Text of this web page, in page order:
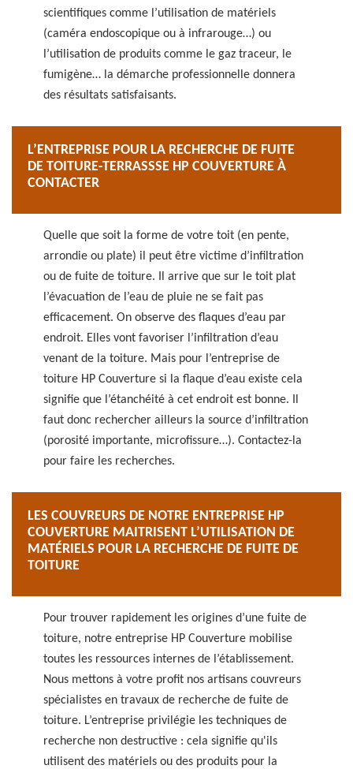
scientifiques comme l’utilisation de matériels
(caméra endoscopique ou à infrarouge…) ou
l’utilisation de produits comme le gaz traceur, le
fumigène… la démarche professionnelle donnera
des résultats satisfaisants.
L’ENTREPRISE POUR LA RECHERCHE DE FUITE
DE TOITURE-TERRASSSE HP COUVERTURE À
CONTACTER
Quelle que soit la forme de votre toit (en pente,
arrondie ou plate) il peut être victime d’infiltration
ou de fuite de toiture. Il arrive que sur le toit plat
l’évacuation de l’eau de pluie ne se fait pas
efficacement. On observe des flaques d’eau par
endroit. Elles vont favoriser l’infiltration d’eau
venant de la toiture. Mais pour l’entreprise de
toiture HP Couverture si la flaque d’eau existe cela
signifie que l’étanchéité à cet endroit est bonne. Il
faut donc rechercher ailleurs la source d’infiltration
(porosité importante, microfissure…). Contactez-la
pour faire les recherches.
LES COUVREURS DE NOTRE ENTREPRISE HP
COUVERTURE MAITRISENT L’UTILISATION DE
MATÉRIELS POUR LA RECHERCHE DE FUITE DE
TOITURE
Pour trouver rapidement les origines d’une fuite de
toiture, notre entreprise HP Couverture mobilise
toutes les ressources internes de l’établissement.
Nous mettons à votre profit nos artisans couvreurs
spécialistes en travaux de recherche de fuite de
toiture. L’entreprise privilégie les techniques de
recherche non destructive : cela signifie qu'ils
utilisent des matériels ou des produits pour la